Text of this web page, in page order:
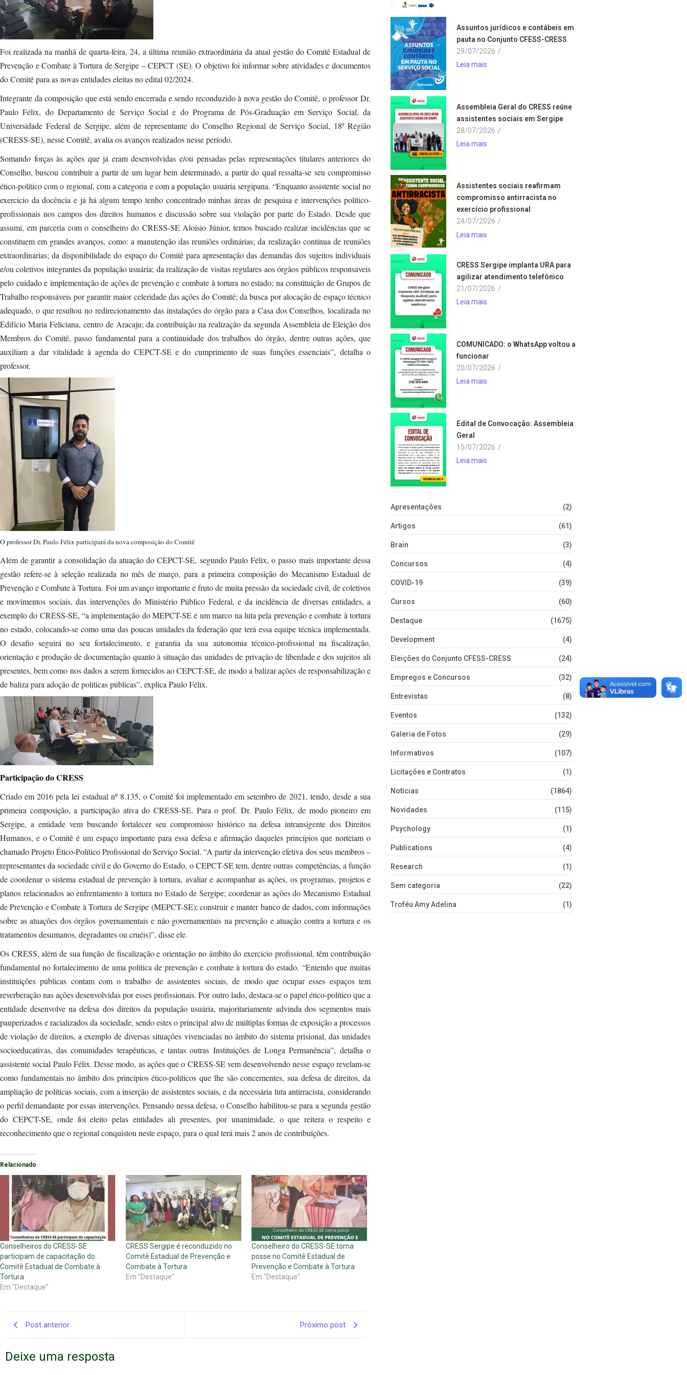
Foi realizada na manhã de quarta-feira, 24, a última reunião extraordinária da atual gestão do Comitê Estadual de
Prevenção e Combate à Tortura de Sergipe – CEPCT (SE). O objetivo foi informar sobre atividades e documentos
do Comitê para as novas entidades eleitas no edital 02/2024.
Integrante da composição que está sendo encerrada e sendo reconduzido à nova gestão do Comitê, o professor Dr.
Paulo Félix, do Departamento de Serviço Social e do Programa de Pós-Graduação em Serviço Social, da
Universidade Federal de Sergipe, além de representante do Conselho Regional de Serviço Social, 18ª Região
(CRESS-SE), nesse Comitê, avalia os avanços realizados nesse período.
Somando forças às ações que já eram desenvolvidas e/ou pensadas pelas representações titulares anteriores do
Conselho, buscou contribuir a partir de um lugar bem determinado, a partir do qual ressalta-se seu compromisso
ético-político com o regional, com a categoria e com a população usuária sergipana. “Enquanto assistente social no
exercício da docência e já há algum tempo tenho concentrado minhas áreas de pesquisa e intervenções político-
profissionais nos campos dos direitos humanos e discussão sobre sua violação por parte do Estado. Desde que
assumi, em parceria com o conselheiro do CRESS-SE Aloísio Júnior, temos buscado realizar incidências que se
constituem em grandes avanços, como: a manutenção das reuniões ordinárias; da realização contínua de reuniões
extraordinárias; da disponibilidade do espaço do Comitê para apresentação das demandas dos sujeitos individuais
e/ou coletivos integrantes da população usuária; da realização de visitas regulares aos órgãos públicos responsáveis
pelo cuidado e implementação de ações de prevenção e combate à tortura no estado; na constituição de Grupos de
Trabalho responsáveis por garantir maior celeridade das ações do Comitê; da busca por alocação de espaço técnico
adequado, o que resultou no redirecionamento das instalações do órgão para a Casa dos Conselhos, localizada no
Edifício Maria Feliciana, centro de Aracaju; da contribuição na realização da segunda Assembleia de Eleição dos
Membros do Comitê, passo fundamental para a continuidade dos trabalhos do órgão, dentre outras ações, que
auxiliam a dar vitalidade à agenda do CEPCT-SE e do cumprimento de suas funções essenciais”, detalha o
professor.
O professor Dr. Paulo Félix participará da nova composição do Comitê
Além de garantir a consolidação da atuação do CEPCT-SE, segundo Paulo Félix, o passo mais importante dessa
gestão refere-se à seleção realizada no mês de março, para a primeira composição do Mecanismo Estadual de
Prevenção e Combate à Tortura. Foi um avanço importante e fruto de muita pressão da sociedade civil, de coletivos
e movimentos sociais, das intervenções do Ministério Público Federal, e da incidência de diversas entidades, a
exemplo do CRESS-SE, “a implementação do MEPCT-SE é um marco na luta pela prevenção e combate à tortura
no estado, colocando-se como uma das poucas unidades da federação que terá essa equipe técnica implementada.
O desafio seguirá no seu fortalecimento, e garantia da sua autonomia técnico-profissional na fiscalização,
orientação e produção de documentação quanto à situação das unidades de privação de liberdade e dos sujeitos ali
presentes, bem como nos dados a serem fornecidos ao CEPCT-SE, de modo a balizar ações de responsabilização e
de baliza para adoção de políticas públicas”, explica Paulo Félix.
Participação do CRESS
Criado em 2016 pela lei estadual nº 8.135, o Comitê foi implementado em setembro de 2021, tendo, desde a sua
primeira composição, a participação ativa do CRESS-SE. Para o prof. Dr. Paulo Félix, de modo pioneiro em
Sergipe, a entidade vem buscando fortalecer seu compromisso histórico na defesa intransigente dos Direitos
Humanos, e o Comitê é um espaço importante para essa defesa e afirmação daqueles princípios que norteiam o
chamado Projeto Ético-Político Profissional do Serviço Social. “A partir da intervenção efetiva dos seus membros –
representantes da sociedade civil e do Governo do Estado, o CEPCT-SE tem, dentre outras competências, a função
de coordenar o sistema estadual de prevenção à tortura, avaliar e acompanhar as ações, os programas, projetos e
planos relacionados ao enfrentamento à tortura no Estado de Sergipe; coordenar as ações do Mecanismo Estadual
de Prevenção e Combate à Tortura de Sergipe (MEPCT-SE); construir e manter banco de dados, com informações
sobre as atuações dos órgãos governamentais e não governamentais na prevenção e atuação contra a tortura e os
tratamentos desumanos, degradantes ou cruéis)”, disse ele.
Os CRESS, além de sua função de fiscalização e orientação no âmbito do exercício profissional, têm contribuição
fundamental no fortalecimento de uma política de prevenção e combate à tortura do estado. “Entendo que muitas
instituições públicas contam com o trabalho de assistentes sociais, de modo que ocupar esses espaços tem
reverberação nas ações desenvolvidas por esses profissionais. Por outro lado, destaca-se o papel ético-político que a
entidade desenvolve na defesa dos direitos da população usuária, majoritariamente advinda dos segmentos mais
pauperizados e racializados da sociedade, sendo estes o principal alvo de múltiplas formas de exposição a processos
de violação de direitos, a exemplo de diversas situações vivenciadas no âmbito do sistema prisional, das unidades
socioeducativas, das comunidades terapêuticas, e tantas outras Instituições de Longa Permanência”, detalha o
assistente social Paulo Félix. Desse modo, as ações que o CRESS-SE vem desenvolvendo nesse espaço revelam-se
como fundamentais no âmbito dos princípios ético-políticos que lhe são concernentes, sua defesa de direitos, da
ampliação de políticas sociais, com a inserção de assistentes sociais, e da necessária luta antirracista, considerando
o perfil demandante por essas intervenções. Pensando nessa defesa, o Conselho habilitou-se para a segunda gestão
do CEPCT-SE, onde foi eleito pelas entidades ali presentes, por unanimidade, o que reitera o respeito e
reconhecimento que o regional conquistou neste espaço, para o qual terá mais 2 anos de contribuições.
Relacionado
Conselheiros do CRESS-SE
participam de capacitação do
Comitê Estadual de Combate à
Tortura
Em "Destaque"
CRESS Sergipe é reconduzido no
Comitê Estadual de Prevenção e
Combate à Tortura
Em "Destaque"
Conselheiro do CRESS-SE toma
posse no Comitê Estadual de
Prevenção e Combate à Tortura
Em "Destaque"
Assuntos jurídicos e contábeis em
pauta no Conjunto CFESS-CRESS
29/07/2026 /
Leia mais
Assembleia Geral do CRESS reúne
assistentes sociais em Sergipe
28/07/2026 /
Leia mais
Assistentes sociais reafirmam
compromisso antirracista no
exercício profissional
24/07/2026 /
Leia mais
CRESS Sergipe implanta URA para
agilizar atendimento telefônico
21/07/2026 /
Leia mais
COMUNICADO: o WhatsApp voltou a
funcionar
20/07/2026 /
Leia mais
Edital de Convocação: Assembleia
Geral
15/07/2026 /
Leia mais
Apresentações (2)
Artigos (61)
Brain (3)
Concursos (4)
COVID-19 (39)
Cursos (60)
Destaque (1675)
Development (4)
Eleições do Conjunto CFESS-CRESS (24)
Empregos e Concursos (32)
Entrevistas (8)
Eventos (132)
Galeria de Fotos (29)
Informativos (107)
Licitações e Contratos (1)
Notícias (1864)
Novidades (115)
Psychology (1)
Publications (4)
Research (1)
Sem categoria (22)
Troféu Amy Adelina (1)
Post anterior Próximo post
Deixe uma resposta